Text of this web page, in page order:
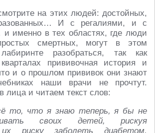
на этих людей: достойных,
И с регалиями, и с
именно в тех областях, где люди
смертных, могут в этом
разобраться, так как
прививочная история и
и о прошлом прививок они знают
наши врачи не прочтут.
лица и читаем текст слов:
то, что я знаю теперь, я бы не
своих детей, рискуя
их риску заболеть диабетом,